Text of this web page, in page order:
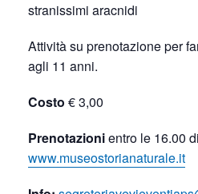
stranissimi aracnidi
Attività su prenotazione per
agli 11 anni.
Costo € 3,00
Prenotazionientro le 16.00
www.museostorianaturale.it